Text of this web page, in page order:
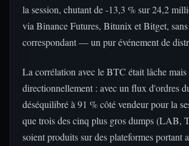
la session, chutant de -13,3 % sur 24,2
via Binance Futures, Bitunix et Bitget,
correspondant — un pur événement de
La corrélation avec le BTC était lâche mais
directionnellement : avec un flux d'ordres
déséquilibré à 91 % côté vendeur pour la
que trois des cinq plus gros dumps (LAB,
soient produits sur des plateformes portant